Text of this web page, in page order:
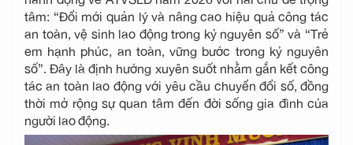
tâm: “Đổi mới quản lý và nâng cao hiệu quả công tác
an toàn, vệ sinh lao động trong kỷ nguyên số” và “Trẻ
em hạnh phúc, an toàn, vững bước trong kỷ nguyên
số”. Đây là định hướng xuyên suốt nhằm gắn kết công
tác an toàn lao động với yêu cầu chuyển đổi số, đồng
thời mở rộng sự quan tâm đến đời sống gia đình của
người lao động.